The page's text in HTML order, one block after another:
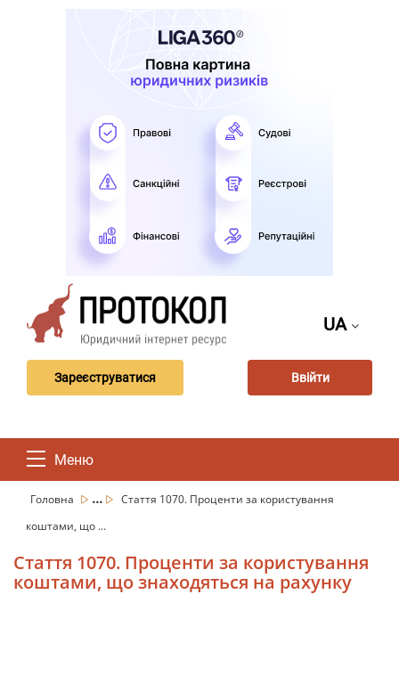
UA
Зареєструватися Ввійти
Меню
Головна ...
Стаття 1070. Проценти за користування
коштами, що ...
Стаття 1070. Проценти за користування
коштами, що знаходяться на рахунку